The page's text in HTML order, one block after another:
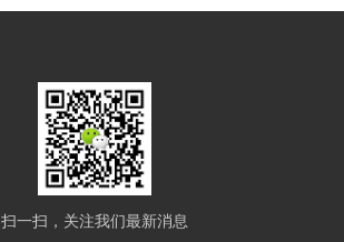
扫一扫，关注我们最新消息